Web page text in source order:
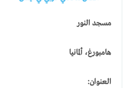
مسجد النور
هامبورغ، ألمانيا
العنوان: